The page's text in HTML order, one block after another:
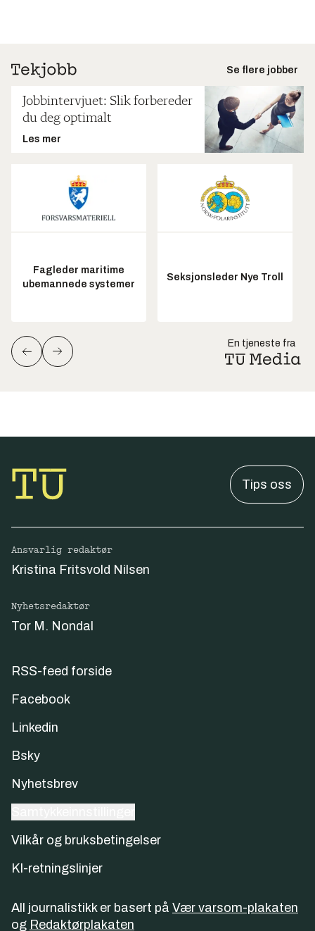
Se flere jobber
Jobbintervjuet: Slik forbereder
du deg optimalt
Les mer
Fagleder maritime
ubemannede systemer
Seksjonsleder Nye Troll
En tjeneste fra
Tips oss
Ansvarlig redaktør
Kristina Fritsvold Nilsen
Nyhetsredaktør
Tor M. Nondal
RSS-feed forside
Facebook
Linkedin
Bsky
Nyhetsbrev
Vilkår og bruksbetingelser
KI-retningslinjer
All journalistikk er basert på Vær varsom-plakaten
og Redaktørplakaten